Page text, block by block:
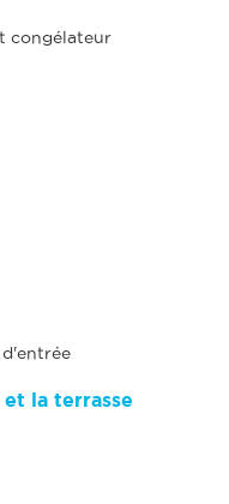
congélateur
la terrasse